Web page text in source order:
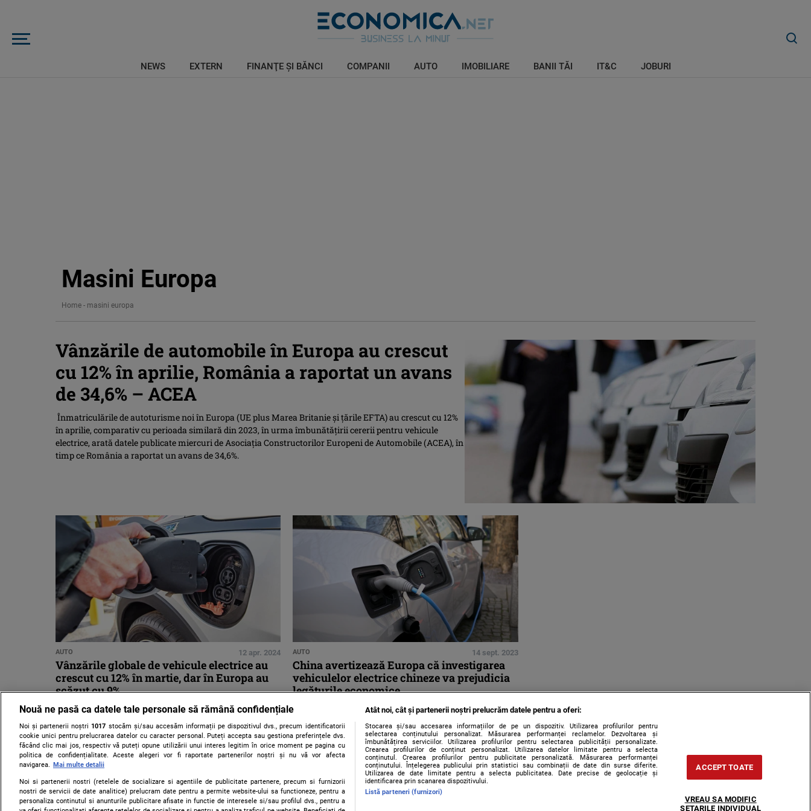
NEWS EXTERN FINANŢE ŞI BĂNCI COMPANII AUTO IMOBILIARE BANII TĂI IT&C JOBURI
Masini Europa
Home - masini europa
Vânzările de automobile în Europa au crescut
cu 12% în aprilie, România a raportat un avans
de 34,6% – ACEA
Înmatriculările de autoturisme noi în Europa (UE plus Marea Britanie şi ţările EFTA) au crescut cu 12%
în aprilie, comparativ cu perioada similară din 2023, în urma îmbunătăţirii cererii pentru vehicule
electrice, arată datele publicate miercuri de Asociaţia Constructorilor Europeni de Automobile (ACEA), în
timp ce România a raportat un avans de 34,6%.
AUTO 12 apr. 2024
Vânzările globale de vehicule electrice au
crescut cu 12% în martie, dar în Europa au
scăzut cu 9%
AUTO 14 sept. 2023
China avertizează Europa că investigarea
vehiculelor electrice chineze va prejudicia
legăturile economice
Nouă ne pasă ca datele tale personale să rămână confidențiale
Noi și partenerii noștri1017 stocăm și/sau accesăm informații pe dispozitivul dvs., precum identificatorii
cookie unici pentru prelucrarea datelor cu caracter personal. Puteți accepta sau gestiona preferințele dvs.
făcând clic mai jos, respectiv vă puteți opune utilizării unui interes legitim în orice moment pe pagina cu
politica de confidențialitate. Aceste alegeri vor fi raportate partenerilor noștri și nu vă vor afecta
navigarea.
Mai multe detalii
Noi si partenerii nostri (retelele de socializare si agentiile de publicitate partenere, precum si furnizorii
nostri de servicii de date analitice) prelucram date pentru a permite website-ului sa functioneze, pentru a
personaliza continutul si anunturile publicitare afisate in functie de interesele si/sau profilul dvs., pentru a
Atât noi, cât și partenerii noștri prelucrăm datele pentru a oferi:
Stocarea și/sau accesarea informațiilor de pe un dispozitiv. Utilizarea profilurilor pentru
selectarea conținutului personalizat. Măsurarea performanței reclamelor. Dezvoltarea și
îmbunătățirea serviciilor. Utilizarea profilurilor pentru selectarea publicității personalizate.
Crearea profilurilor de conținut personalizat. Utilizarea datelor limitate pentru a selecta
conținutul. Crearea profilurilor pentru publicitate personalizată. Măsurarea performanței
conținutului. Înțelegerea publicului prin statistici sau combinații de date din surse diferite.
Utilizarea de date limitate pentru a selecta publicitatea. Date precise de geolocație și
identificarea prin scanarea dispozitivului.
Listă parteneri (furnizori)
ACCEPT TOATE
VREAU SA MODIFIC
SETARILE INDIVIDUAL